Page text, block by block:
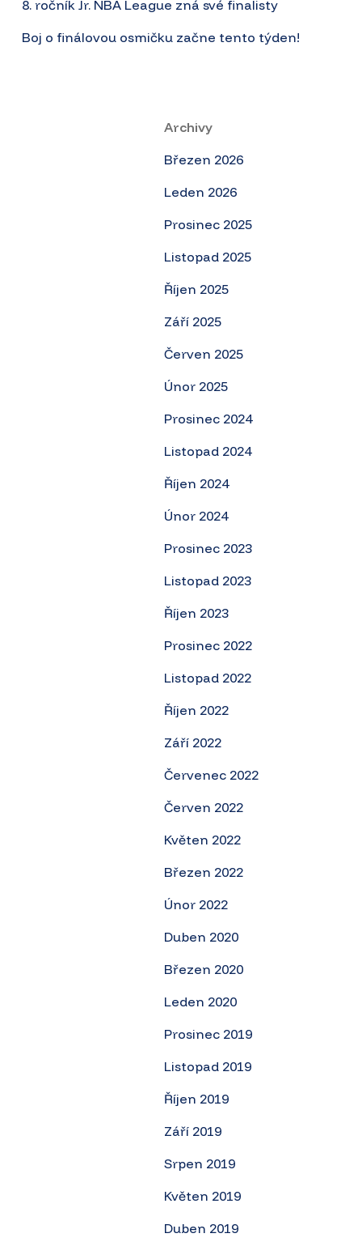
8. ročník Jr. NBA League zná své finalisty
Boj o finálovou osmičku začne tento týden!
Archivy
Březen 2026
Leden 2026
Prosinec 2025
Listopad 2025
Říjen 2025
Září 2025
Červen 2025
Únor 2025
Prosinec 2024
Listopad 2024
Říjen 2024
Únor 2024
Prosinec 2023
Listopad 2023
Říjen 2023
Prosinec 2022
Listopad 2022
Říjen 2022
Září 2022
Červenec 2022
Červen 2022
Květen 2022
Březen 2022
Únor 2022
Duben 2020
Březen 2020
Leden 2020
Prosinec 2019
Listopad 2019
Říjen 2019
Září 2019
Srpen 2019
Květen 2019
Duben 2019